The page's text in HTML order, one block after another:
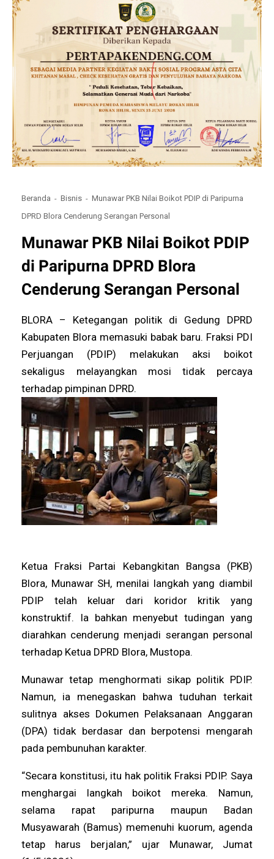
Beranda Bisnis
Munawar PKB Nilai Boikot PDIP di Paripurna
DPRD Blora Cenderung Serangan Personal
Munawar PKB Nilai Boikot PDIP
di Paripurna DPRD Blora
Cenderung Serangan Personal
BLORA – Ketegangan politik di Gedung DPRD
Kabupaten Blora memasuki babak baru. Fraksi PDI
Perjuangan (PDIP) melakukan aksi boikot
sekaligus melayangkan mosi tidak percaya
terhadap pimpinan DPRD.
Ketua Fraksi Partai Kebangkitan Bangsa (PKB)
Blora, Munawar SH, menilai langkah yang diambil
PDIP telah keluar dari koridor kritik yang
konstruktif. Ia bahkan menyebut tudingan yang
diarahkan cenderung menjadi serangan personal
terhadap Ketua DPRD Blora, Mustopa.
Munawar tetap menghormati sikap politik PDIP.
Namun, ia menegaskan bahwa tuduhan terkait
sulitnya akses Dokumen Pelaksanaan Anggaran
(DPA) tidak berdasar dan berpotensi mengarah
pada pembunuhan karakter.
“Secara konstitusi, itu hak politik Fraksi PDIP. Saya
menghargai langkah boikot mereka. Namun,
selama rapat paripurna maupun Badan
Musyawarah (Bamus) memenuhi kuorum, agenda
tetap harus berjalan,” ujar Munawar, Jumat